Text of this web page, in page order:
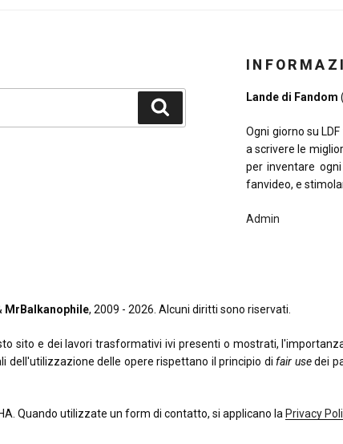
Lande di Fandom
Ogni giorno su
a scrivere le
per inventare
fanvideo, e
Admin
MrBalkanophile, 2009 - 2026. Alcuni diritti sono riservati.
sito e dei lavori trasformativi ivi presenti o mostrati,
dell'utilizzazione delle opere rispettano il principio difair usedei
Quando utilizzate un form di contatto, si applicano la Privacy